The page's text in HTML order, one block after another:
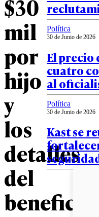
$30
mil
por
hijo
y
los
detalles
del
beneficio
Política
30 de Junio de 2026
El precio
cuatro
al
Política
30 de Junio de 2026
Kast se